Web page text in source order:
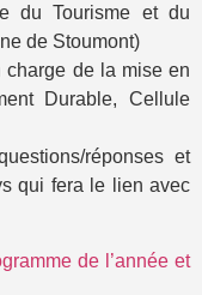
du Tourisme et du
de Stoumont)
charge de la mise en
Durable, Cellule
réponses et
qui fera le lien avec
de l’année et